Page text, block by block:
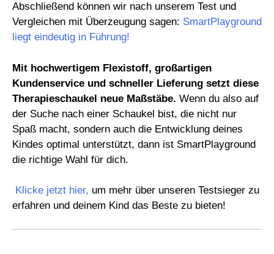
Abschließend können wir nach unserem Test und
Vergleichen mit Überzeugung sagen: SmartPlayground
liegt eindeutig in Führung!
Mit hochwertigem Flexistoff, großartigen
Kundenservice und schneller Lieferung setzt diese
Therapieschaukel neue Maßstäbe. Wenn du also auf
der Suche nach einer Schaukel bist, die nicht nur
Spaß macht, sondern auch die Entwicklung deines
Kindes optimal unterstützt, dann ist SmartPlayground
die richtige Wahl für dich.
Klicke jetzt hier, um mehr über unseren Testsieger zu
erfahren und deinem Kind das Beste zu bieten!